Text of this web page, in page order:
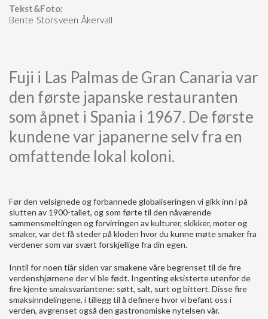
Tekst&Foto:
Bente Storsveen Åkervall
Fuji i Las Palmas de Gran Canaria var
den første japanske restauranten
som åpnet i Spania i 1967. De første
kundene var japanerne selv fra en
omfattende lokal koloni.
Før den velsignede og forbannede globaliseringen vi gikk inn i på
slutten av 1900-tallet, og som førte til den nåværende
sammensmeltingen og forvirringen av kulturer, skikker, moter og
smaker, var det få steder på kloden hvor du kunne møte smaker fra
verdener som var svært forskjellige fra din egen.
Inntil for noen tiår siden var smakene våre begrenset til de fire
verdenshjørnene der vi ble født. Ingenting eksisterte utenfor de
fire kjente smaksvariantene: søtt, salt, surt og bittert. Disse fire
smaksinndelingene, i tillegg til å definere hvor vi befant oss i
verden, avgrenset også den gastronomiske nytelsen vår.